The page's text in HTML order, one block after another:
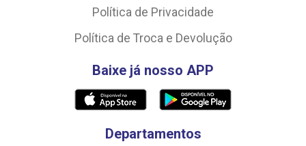
Política de Privacidade
Política de Troca e Devolução
Baixe já nosso APP
Departamentos